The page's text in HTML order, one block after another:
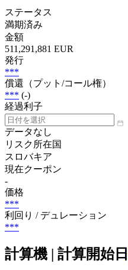
ステータス
満期済み
金額
511,291,881 EUR
発行
***
償還（プット/コール権）
*** (-)
経過利子
データなし
リスク所在国
スロバキア
現在クーポン
-
価格
***
利回り / デュレーション
***
計算機 | 計算開始日